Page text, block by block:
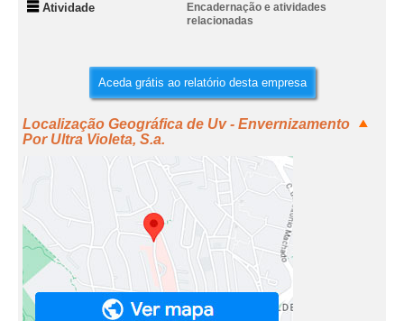
Atividade
Encadernação e atividades
relacionadas
Aceda grátis ao relatório desta empresa
Localização Geográfica de Uv - Envernizamento
Por Ultra Violeta, S.a.